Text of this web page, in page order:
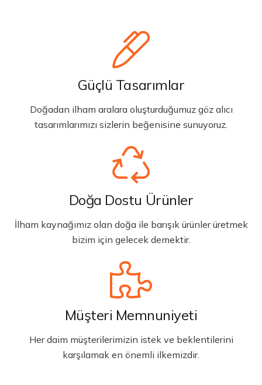
Güçlü Tasarımlar
Doğadan ilham aralara oluşturduğumuz göz alıcı
tasarımlarımızı sizlerin beğenisine sunuyoruz.
Doğa Dostu Ürünler
İlham kaynağımız olan doğa ile barışık ürünler üretmek
bizim için gelecek demektir.
Müşteri Memnuniyeti
Her daim müşterilerimizin istek ve beklentilerini
karşılamak en önemli ilkemizdir.